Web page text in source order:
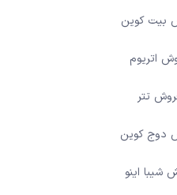
بیت کوین
اتریوم
تتر
دوج کوین
شیبا اینو